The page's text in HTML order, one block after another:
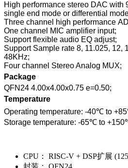
High performance stereo DAC with
single end mode or differential
Three channel high performance
One channel MIC amplifier input;
Support flexible audio EQ adjust;
Support Sample rate 8, 11.025, 12,
48KHz;
Four channel Stereo Analog MUX;
Package
QFN24 4.00x4.00x0.75 e=0.50;
Temperature
Operating temperature: -40℃ to
Storage temperature: -65℃ to
CPU：
RISC-V + DSP扩展
封装：
QFN24